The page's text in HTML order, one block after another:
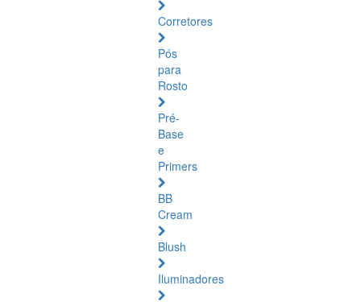
Corretores
Pós
para
Rosto
Pré-
Base
e
Primers
BB
Cream
Blush
Iluminadores